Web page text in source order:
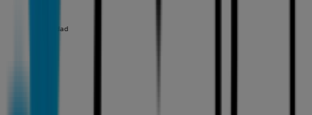
Publicidad